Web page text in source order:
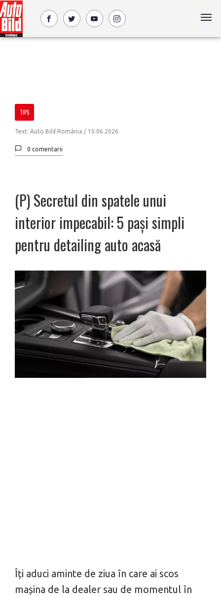
TIPS
Text: Auto Bild România / 10.06.2026
0 comentarii
(P) Secretul din spatele unui
interior impecabil: 5 pași simpli
pentru detailing auto acasă
Îți aduci aminte de ziua în care ai scos
mașina de la dealer sau de momentul în